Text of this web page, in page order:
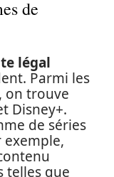
de
légal
Parmi les
on trouve
Disney+.
de séries
exemple,
telles que